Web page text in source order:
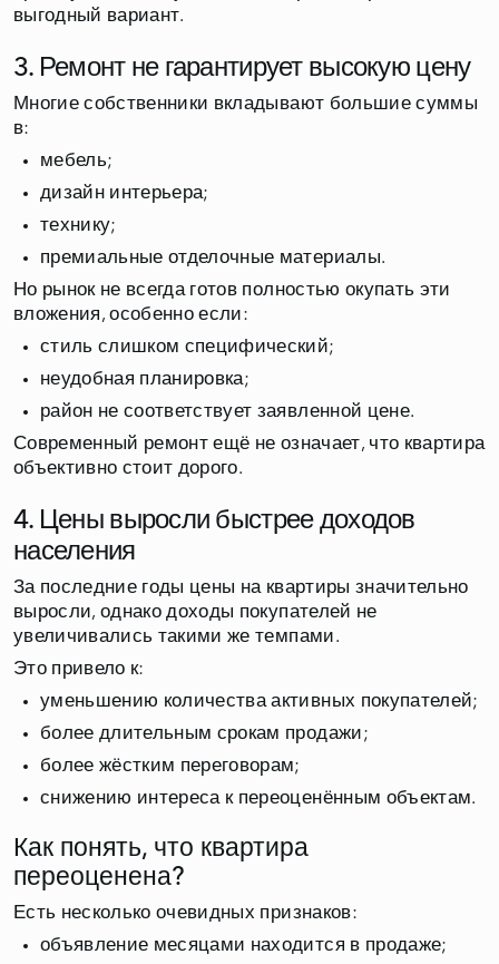
выгодный вариант.
3. Ремонт не гарантирует высокую цену
Многие собственники вкладывают большие суммы
в:
мебель;
дизайн интерьера;
технику;
премиальные отделочные материалы.
Но рынок не всегда готов полностью окупать эти
вложения, особенно если:
стиль слишком специфический;
неудобная планировка;
район не соответствует заявленной цене.
Современный ремонт ещё не означает, что квартира
объективно стоит дорого.
4. Цены выросли быстрее доходов
населения
За последние годы цены на квартиры значительно
выросли, однако доходы покупателей не
увеличивались такими же темпами.
Это привело к:
уменьшению количества активных покупателей;
более длительным срокам продажи;
более жёстким переговорам;
снижению интереса к переоценённым объектам.
Как понять, что квартира
переоценена?
Есть несколько очевидных признаков:
объявление месяцами находится в продаже;